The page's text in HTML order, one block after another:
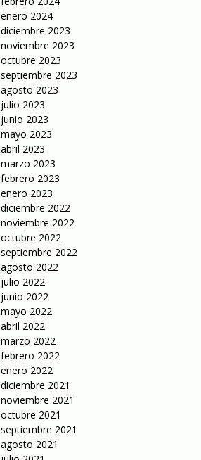
enero 2024
diciembre 2023
noviembre 2023
octubre 2023
septiembre 2023
agosto 2023
julio 2023
junio 2023
mayo 2023
abril 2023
marzo 2023
febrero 2023
enero 2023
diciembre 2022
noviembre 2022
octubre 2022
septiembre 2022
agosto 2022
julio 2022
junio 2022
mayo 2022
abril 2022
marzo 2022
febrero 2022
enero 2022
diciembre 2021
noviembre 2021
octubre 2021
septiembre 2021
agosto 2021